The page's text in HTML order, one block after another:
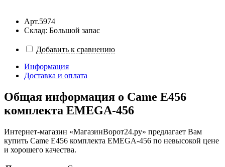
Арт.5974
Склад: Большой запас
Добавить к сравнению
Информация
Доставка и оплата
Общая информация о Came E456
комплекта EMEGA-456
Интернет-магазин «МагазинВорот24.ру» предлагает Вам
купить Came E456 комплекта EMEGA-456 по невысокой цене
и хорошего качества.